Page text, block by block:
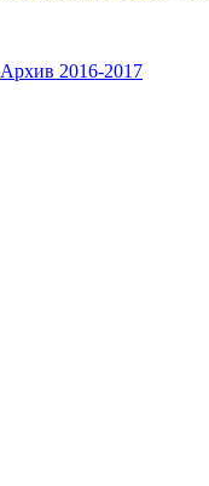
Архив 2016-2017